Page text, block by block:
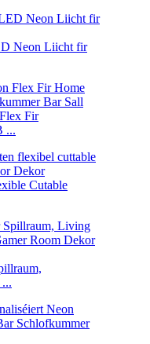
Neon Liicht fir
Fir
...
Cutable